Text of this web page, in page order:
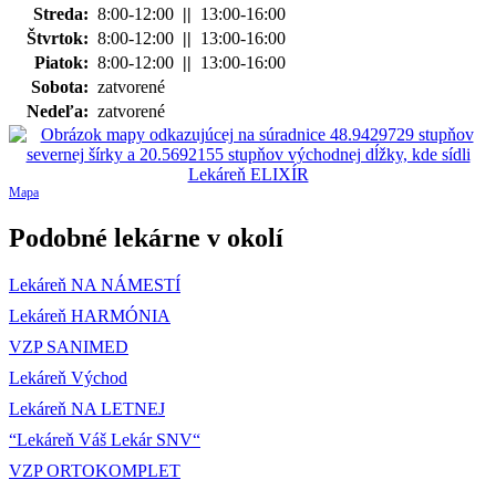
Streda: 8:00-12:00 || 13:00-16:00
Štvrtok: 8:00-12:00 || 13:00-16:00
Piatok: 8:00-12:00 || 13:00-16:00
Sobota: zatvorené
Nedeľa: zatvorené
Mapa
Podobné lekárne v okolí
Lekáreň NA NÁMESTÍ
Lekáreň HARMÓNIA
VZP SANIMED
Lekáreň Východ
Lekáreň NA LETNEJ
“Lekáreň Váš Lekár SNV“
VZP ORTOKOMPLET